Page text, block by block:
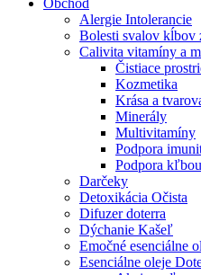
Obchod
Alergie Intolerancie
Bolesti svalov kĺbov
Calivita vitamíny a
Čistiace
Kozmetika
Krása a
Minerály
Multivitamíny
Podpora
Podpora
Darčeky
Detoxikácia Očista
Difuzer doterra
Dýchanie Kašeľ
Emočné esenciálne
Esenciálne oleje